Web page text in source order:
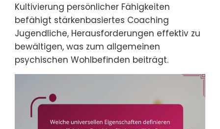
Kultivierung persönlicher Fähigkeiten
befähigt stärkenbasiertes Coaching
Jugendliche, Herausforderungen effektiv zu
bewältigen, was zum allgemeinen
psychischen Wohlbefinden beiträgt.